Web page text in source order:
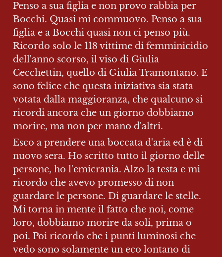
Penso a sua figlia e non provo rabbia per
Bocchi. Quasi mi commuovo. Penso a sua
figlia e a Bocchi quasi non ci penso più.
Ricordo solo le 118 vittime di femminicidio
dell'anno scorso, il viso di Giulia
Cecchettin, quello di Giulia Tramontano. E
sono felice che questa iniziativa sia stata
votata dalla maggioranza, che qualcuno si
ricordi ancora che un giorno dobbiamo
morire, ma non per mano d'altri.
Esco a prendere una boccata d'aria ed è di
nuovo sera. Ho scritto tutto il giorno delle
persone, ho l'emicrania. Alzo la testa e mi
ricordo che avevo promesso di non
guardare le persone. Di guardare le stelle.
Mi torna in mente il fatto che noi, come
loro, dobbiamo morire da soli, prima o
poi. Poi ricordo che i punti luminosi che
vedo sono solamente un eco lontano di